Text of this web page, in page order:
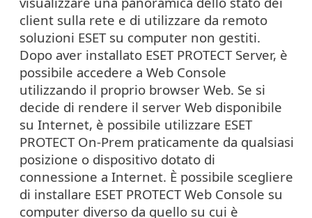
client sulla rete e di utilizzare da remoto
soluzioni ESET su computer non gestiti.
Dopo aver installato ESET PROTECT Server, è
possibile accedere a Web Console
utilizzando il proprio browser Web. Se si
decide di rendere il server Web disponibile
su Internet, è possibile utilizzare ESET
PROTECT On-Prem praticamente da qualsiasi
posizione o dispositivo dotato di
connessione a Internet. È possibile scegliere
di installare ESET PROTECT Web Console su
computer diverso da quello su cui è